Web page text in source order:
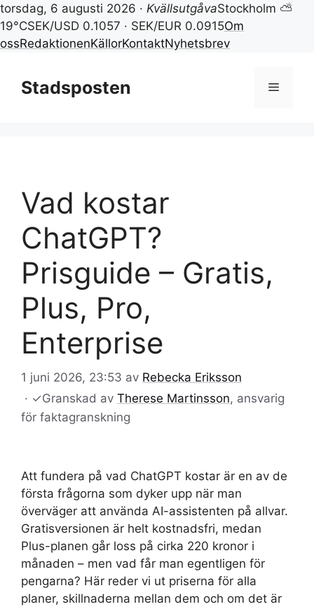
torsdag, 6 augusti 2026 · KvällsutgåvaStockholm ⛅
19°CSEK/USD 0.1057 · SEK/EUR 0.0915Om
ossRedaktionenKällorKontaktNyhetsbrev
innehållStadsposten Meny
Vad kostar
ChatGPT?
Prisguide – Gratis,
Plus, Pro,
Enterprise
1 juni 2026, 23:53 av Rebecka Eriksson
· ✓Granskad av Therese Martinsson, ansvarig
för faktagranskning
Att fundera på vad ChatGPT kostar är en av de
första frågorna som dyker upp när man
överväger att använda AI-assistenten på allvar.
Gratisversionen är helt kostnadsfri, medan
Plus-planen går loss på cirka 220 kronor i
månaden – men vad får man egentligen för
pengarna? Här reder vi ut priserna för alla
planer, skillnaderna mellan dem och om det är